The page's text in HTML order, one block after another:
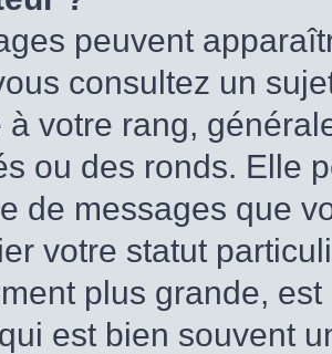
peuvent
consultez un
à votre rang,
ou des ronds. Elle
de messages que
votre statut
plus grande,
est bien souvent